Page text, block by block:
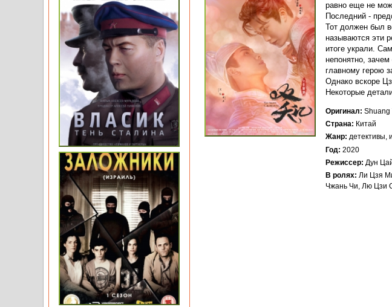
равно еще не
Последний -
Тот должен был
называются эти
итоге украли.
непонятно,
главному герою
Однако вскоре
Некоторые
Оригинал Shuang
Страна
Китай
Жанр детективы,
Год 2020
Режиссер Дун
В ролях Ли Цзя
Чжань Чи, Лю Цзи